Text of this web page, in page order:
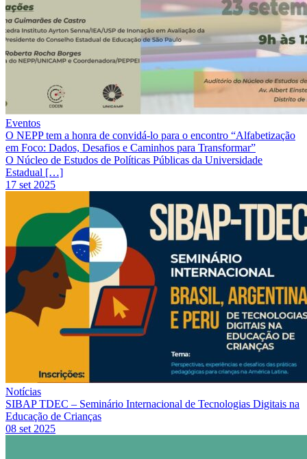
Eventos
O NEPP tem a honra de convidá-lo para o encontro “Alfabetização
em Foco: Dados, Desafios e Caminhos para Transformar”
O Núcleo de Estudos de Políticas Públicas da Universidade
Estadual […]
17 set 2025
Notícias
SIBAP TDEC – Seminário Internacional de Tecnologias Digitais na
Educação de Crianças
08 set 2025